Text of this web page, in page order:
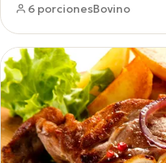
6 porcionesBovino